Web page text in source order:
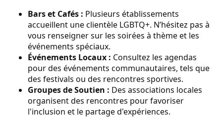
Bars et Cafés : Plusieurs établissements
accueillent une clientèle LGBTQ+. N’hésitez pas à
vous renseigner sur les soirées à thème et les
événements spéciaux.
Événements Locaux : Consultez les agendas
pour des événements communautaires, tels que
des festivals ou des rencontres sportives.
Groupes de Soutien : Des associations locales
organisent des rencontres pour favoriser
l'inclusion et le partage d'expériences.